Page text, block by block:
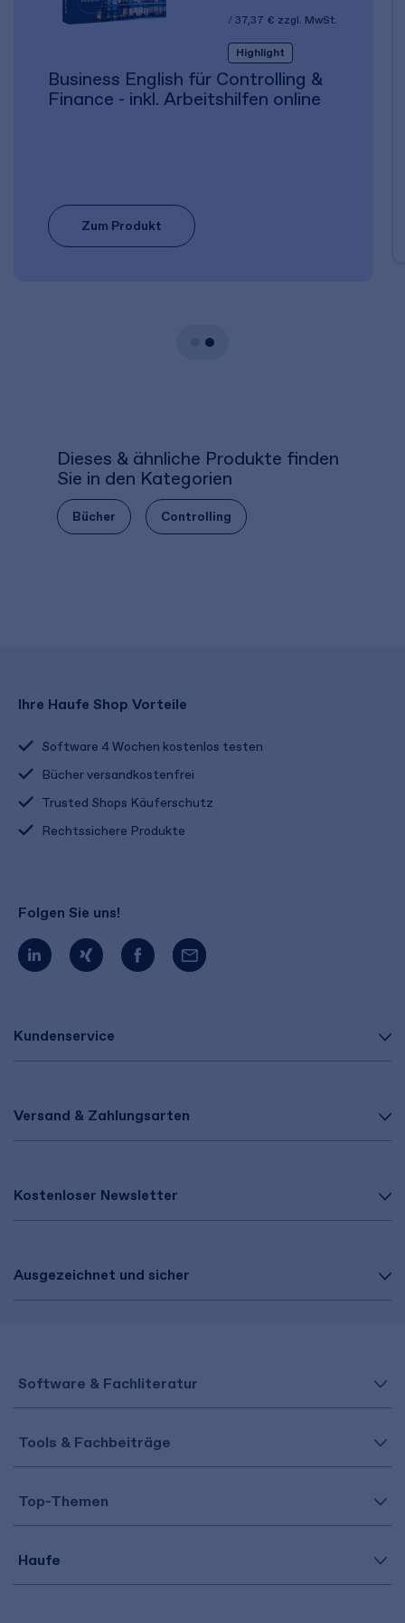
37,37 € zzgl. MwSt.
Highlight
Business English für Controlling &
Finance - inkl. Arbeitshilfen online
Zum Produkt
Dieses & ähnliche Produkte finden
Sie in den Kategorien
Bücher Controlling
Kundenservice
Versand & Zahlungsarten
Kostenloser Newsletter
Ausgezeichnet und sicher
Ihre Haufe Shop Vorteile
Software 4 Wochen kostenlos testen
Bücher versandkostenfrei
Trusted Shops Käuferschutz
Rechtssichere Produkte
Folgen Sie uns!
Software & Fachliteratur
Tools & Fachbeiträge
Top-Themen
Haufe